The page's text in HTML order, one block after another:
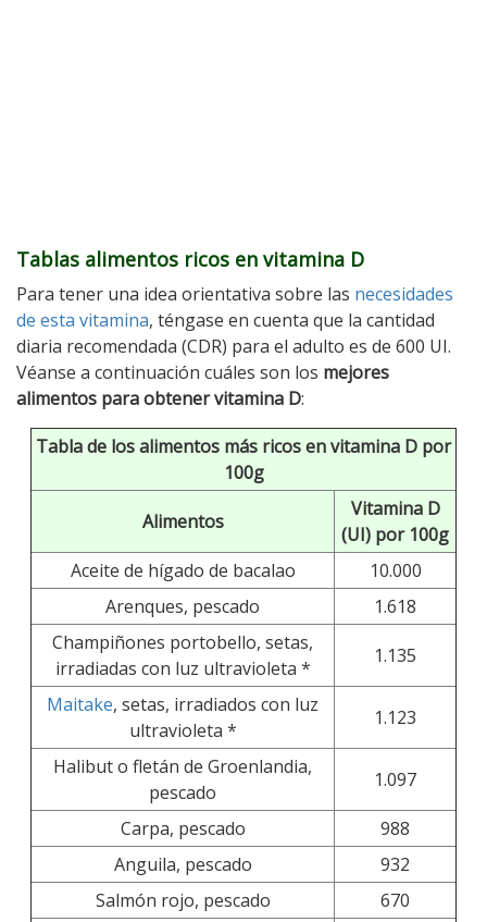
Tablas alimentos ricos en vitamina D
Para tener una idea orientativa sobre las necesidades
de esta vitamina, téngase en cuenta que la cantidad
diaria recomendada (CDR) para el adulto es de 600 UI.
Véanse a continuación cuáles son los mejores
alimentos para obtener vitamina D:
Tabla de los alimentos más ricos en vitamina D por
100g
Alimentos
Vitamina D
(UI) por 100g
Aceite de hígado de bacalao
10.000
Arenques, pescado
1.618
Champiñones portobello, setas,
irradiadas con luz ultravioleta *
1.135
Maitake, setas, irradiados con luz
ultravioleta *
1.123
Halibut o fletán de Groenlandia,
pescado
1.097
Carpa, pescado
988
Anguila, pescado
932
Salmón rojo, pescado
670